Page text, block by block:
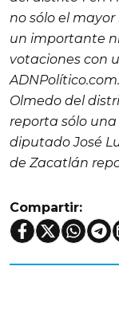
no sólo el
un importante
votaciones con
Olmedo del
reporta sólo
diputado José
de Zacatlán
Compartir: